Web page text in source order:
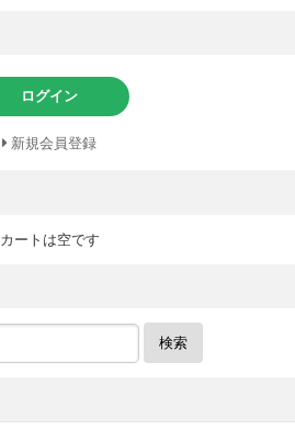
ログイン
新規会員登録
カートは空です
検索